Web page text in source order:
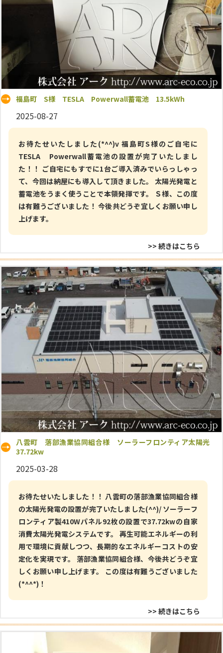
福島町 S様 TESLA Powerwall蓄電池 13.5kWh
2025-08-27
お待たせいたしました(*^^)v 福島町S様のご自宅に
TESLA Powerwall蓄電池の設置が完了いたしまし
た！！ ご自宅にもすでに1台ご導入済みでいらっしゃっ
て、今回は納屋にも導入して頂きました。 太陽光発電と
蓄電池をうまく使うことで本領発揮です。 Ｓ様、この度
は有難うございました！ 今後共どうぞ宜しくお願い申し
上げます。
>> 続きはこちら
八雲町 落部漁業協同組合様 ソーラーフロンティア太陽光
37.72kw
2025-03-28
お待たせいたしました！！ 八雲町の落部漁業協同組合様
の太陽光発電の設置が完了いたしました(^^)/ ソーラーフ
ロンティア製410Wパネル92枚の設置で37.72kwの自家
消費太陽光発電システムです。 再生可能エネルギーの利
用で環境に貢献しつつ、長期的なエネルギーコストの安
定化を実現です。 落部漁業協同組合様、今後共どうぞ宜
しくお願い申し上げます。 この度は有難うございました
(*^^*)！
>> 続きはこちら